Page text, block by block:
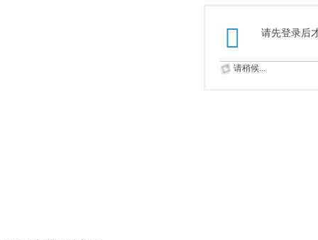
请先登录后
请稍候...